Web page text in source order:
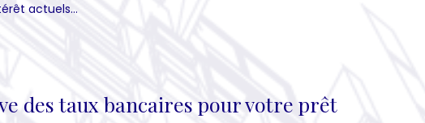
actuels…
des taux bancaires pour votre prêt